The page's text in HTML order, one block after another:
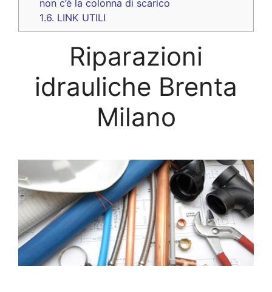
non c’è la colonna di scarico
1.6. LINK UTILI
Riparazioni
idrauliche Brenta
Milano